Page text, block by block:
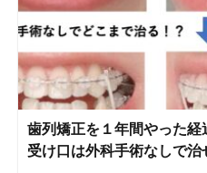
歯列矯正を１年間やった
受け口は外科手術なしで治